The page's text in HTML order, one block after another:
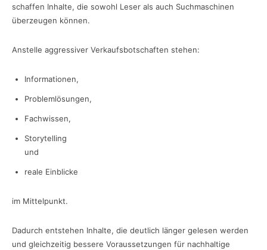
schaffen Inhalte, die sowohl Leser als auch Suchmaschinen
überzeugen können.
Anstelle aggressiver Verkaufsbotschaften stehen:
Informationen,
Problemlösungen,
Fachwissen,
Storytelling
und
reale Einblicke
im Mittelpunkt.
Dadurch entstehen Inhalte, die deutlich länger gelesen werden
und gleichzeitig bessere Voraussetzungen für nachhaltige